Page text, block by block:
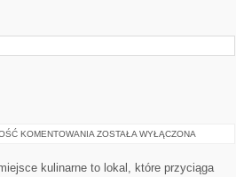
KOMENTOWANIA PORADNIK
ZOSTAŁA WYŁĄCZONA
kulinarne to lokal, które przyciąga